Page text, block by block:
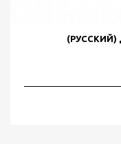
(РУССКИЙ)